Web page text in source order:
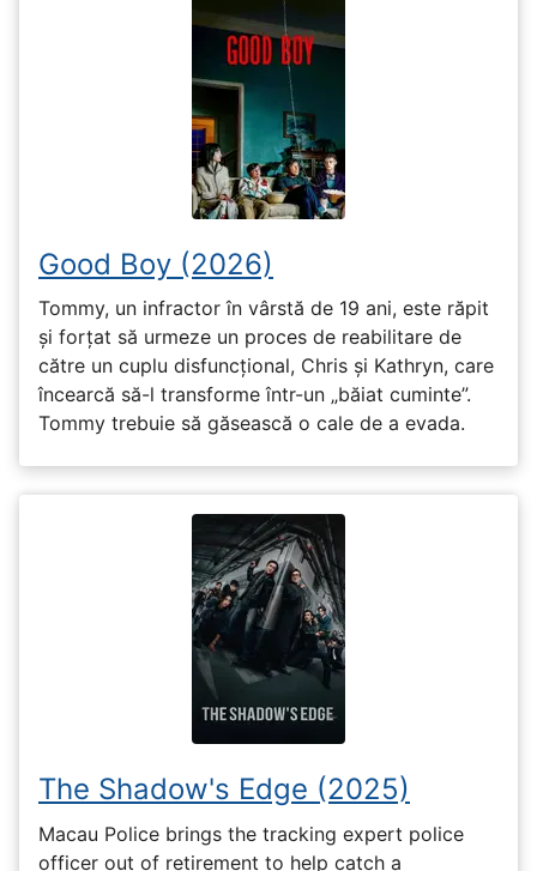
Good Boy (2026)
Tommy, un infractor în vârstă de 19 ani, este răpit
și forțat să urmeze un proces de reabilitare de
către un cuplu disfuncțional, Chris și Kathryn, care
încearcă să-l transforme într-un „băiat cuminte”.
Tommy trebuie să găsească o cale de a evada.
The Shadow's Edge (2025)
Macau Police brings the tracking expert police
officer out of retirement to help catch a